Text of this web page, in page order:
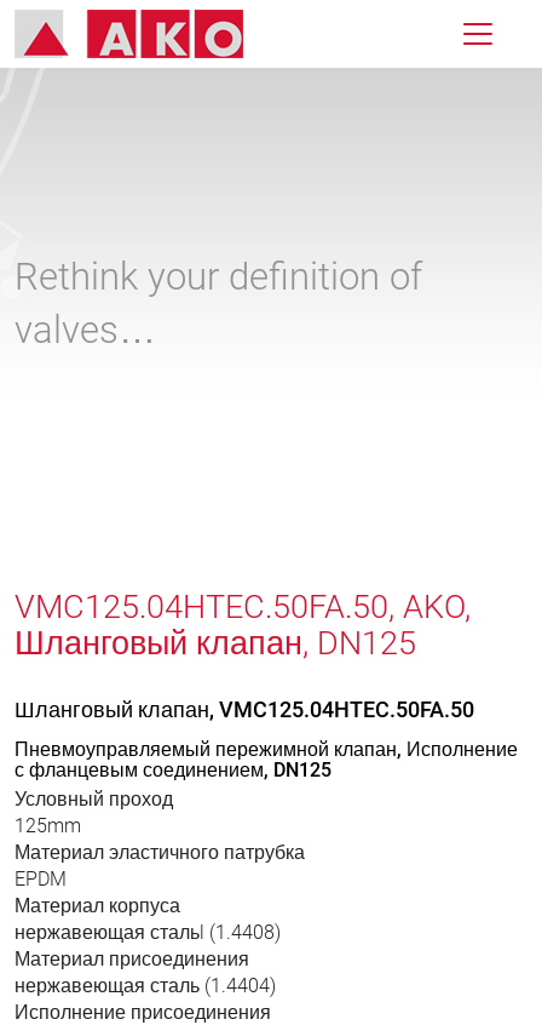
Rethink your definition of
valves…
VMC125.04HTEC.50FA.50, AKO,
Шланговый клапан, DN125
Шланговый клапан, VMC125.04HTEC.50FA.50
Пневмоуправляемый пережимной клапан, Исполнение
с фланцевым соединением, DN125
Условный проход
125mm
Материал эластичного патрубка
EPDM
Материал корпуса
нержавеющая стальl (1.4408)
Материал присоединения
нержавеющая сталь (1.4404)
Исполнение присоединения